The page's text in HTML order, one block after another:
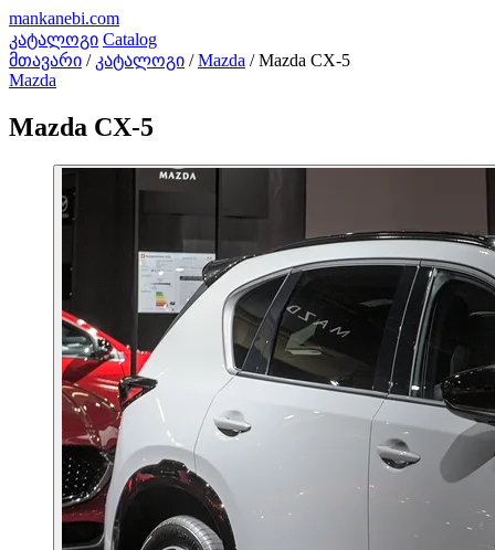
mankanebi.com
კატალოგი Catalog
მთავარი / კატალოგი / Mazda / Mazda CX-5
Mazda
Mazda CX-5